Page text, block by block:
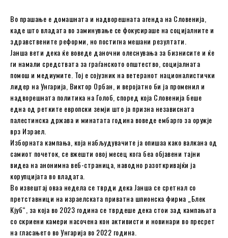
Во прашање е домашната и надворешната агенда на Словенија,
каде што владата во заминување се фокусираше на социјалните и
здравствените реформи, но постигна мешани резултати.
Јанша вети дека ќе воведе даночни олеснувања за бизнисите и ќе
ги намали средствата за граѓанското општество, социјалната
помош и медиумите. Тој е сојузник на ветеранот националистички
лидер на Унгарија, Виктор Орбан, и веројатно би ја променил и
надворешната политика на Голоб, според која Словенија беше
една од ретките европски земји што ја призна независната
палестинска држава и минатата година воведе ембарго за оружје
врз Израел.
Изборната кампања, која набљудувачите ја опишаа како валкана од
самиот почеток, се вжешти овој месец кога беа објавени тајни
видеа на анонимна веб-страница, наводно разоткривајќи ја
корупцијата во владата.
Во извештај оваа недела се тврди дека Јанша се сретнал со
претставници на израелската приватна шпионска фирма „Блек
Кјуб“, за која во 2023 година се тврдеше дека стои зад кампањата
со скриени камери насочена кон активисти и новинари во пресрет
на гласањето во Унгарија во 2022 година.